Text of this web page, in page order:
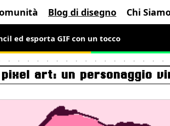
Blog di disegno Chi
periodo limitato per disegnare pixel art
ed esporta GIF con un tocco
pixel art: un personaggio